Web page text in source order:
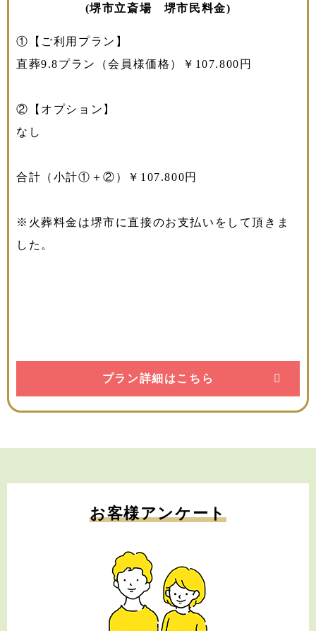
(堺市立斎場 堺市民料金)
①【ご利用プラン】
直葬9.8プラン（会員様価格）￥107.800円
②【オプション】
なし
合計（小計①＋②）￥107.800円
※火葬料金は堺市に直接のお支払いをして頂きま
した。
プラン詳細はこちら
お客様アンケート